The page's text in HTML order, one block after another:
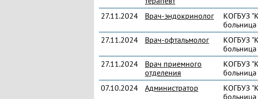
27.11.2024 Врач-эндокринолог
КОГБУЗ
27.11.2024 Врач-офтальмолог
КОГБУЗ
27.11.2024
Врач приемного
отделения
КОГБУЗ
07.10.2024 Администратор
КОГБУЗ